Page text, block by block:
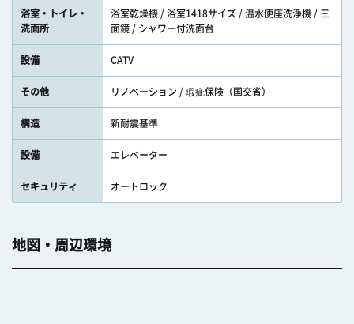
浴室・トイレ・
洗面所
浴室乾燥機 / 浴室1418サイズ / 温水便座洗浄機 / 三
面鏡 / シャワー付洗面台
設備 CATV
その他 リノベーション / 瑕疵保険（国交省）
構造 新耐震基準
設備 エレベーター
セキュリティ オートロック
地図・周辺環境